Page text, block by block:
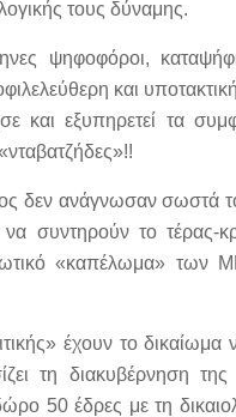
τους δύναμης.
ψηφοφόροι,
και
και εξυπηρετεί τα
δεν ανάγνωσαν
συντηρούν το τέρας-
«καπέλωμα» των
έχουν το δικαίωμα
τη διακυβέρνηση
50 έδρες με τη